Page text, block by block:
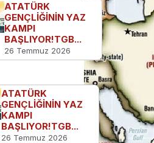
ATATÜRK
GENÇLİĞİNİN YAZ
KAMPI
BAŞLIYOR!TGB...
26 Temmuz 2026
ATATÜRK
GENÇLİĞİNİN YAZ
KAMPI
BAŞLIYOR!TGB...
26 Temmuz 2026